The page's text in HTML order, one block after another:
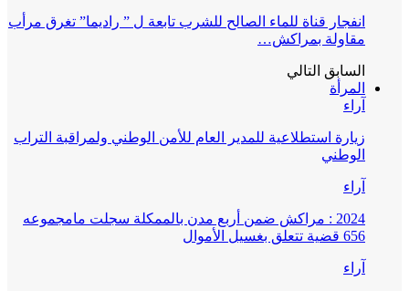
انفجار قناة للماء الصالح للشرب تابعة ل ” راديما” تغرق مرأب
مقاولة بمراكش…
السابق التالي
المرأة
آراء
زيارة استطلاعية للمدير العام للأمن الوطني ولمراقبة التراب
الوطني
آراء
2024 : مراكش ضمن أربع مدن بالممكلة سجلت مامجموعه
656 قضية تتعلق بغسيل الأموال
آراء